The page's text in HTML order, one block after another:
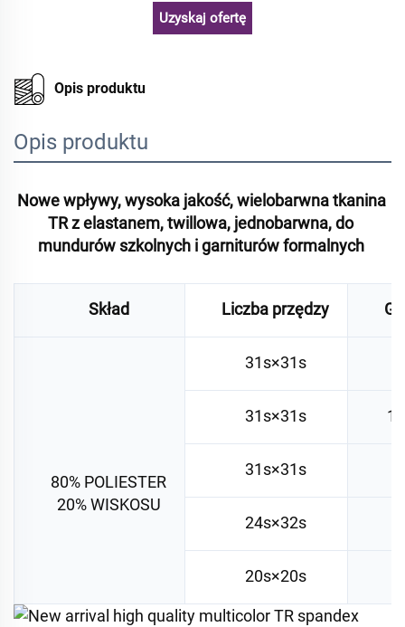
Uzyskaj ofertę
Opis produktu
Opis produktu
Nowe wpływy, wysoka jakość, wielobarwna tkanina
TR z elastanem, twillowa, jednobarwna, do
mundurów szkolnych i garniturów formalnych
Skład Liczba przędzy
80% POLIESTER
20% WISKOSU
31s×31s
31s×31s
31s×31s
24s×32s
20s×20s